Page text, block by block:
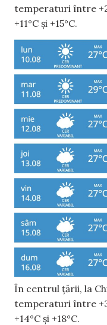
temperaturi între
+11°C și +15°C.
În centrul țării, la
temperaturi între
+14°C și +18°C.